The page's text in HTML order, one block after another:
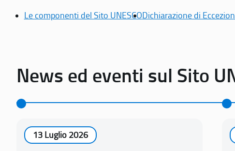
Le componenti del Sito UNESCODichiarazione di
News ed eventi sul Sito
13 Luglio 2026